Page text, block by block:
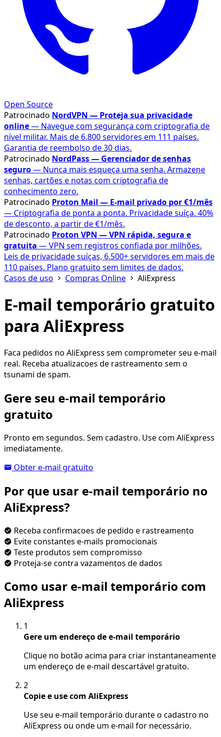
Open Source
Patrocinado NordVPN — Proteja sua privacidade
online— Navegue com segurança com criptografia de
nível militar. Mais de 6.800 servidores em 111 países.
Garantia de reembolso de 30 dias.
Patrocinado NordPass — Gerenciador de senhas
seguro— Nunca mais esqueça uma senha. Armazene
senhas, cartões e notas com criptografia de
conhecimento zero.
Patrocinado Proton Mail — E-mail privado por €1/mês
— Criptografia de ponta a ponta. Privacidade suíça. 40%
de desconto, a partir de €1/mês.
Patrocinado Proton VPN — VPN rápida, segura e
gratuita — VPN sem registros confiada por milhões.
Leis de privacidade suíças, 6.500+ servidores em mais de
110 países. Plano gratuito sem limites de dados.
Casos de uso
Compras Online AliExpress
E-mail temporário gratuito
para AliExpress
Faca pedidos no AliExpress sem comprometer seu e-mail
real. Receba atualizacoes de rastreamento sem o
tsunami de spam.
Gere seu e-mail temporário
gratuito
Pronto em segundos. Sem cadastro. Use com AliExpress
imediatamente.
Obter e-mail gratuito
Por que usar e-mail temporário no
AliExpress?
Receba confirmacoes de pedido e rastreamento
Evite constantes e-mails promocionais
Teste produtos sem compromisso
Proteja-se contra vazamentos de dados
Como usar e-mail temporário com
AliExpress
1
Gere um endereço de e-mail temporário
Clique no botão acima para criar instantaneamente
um endereço de e-mail descartável gratuito.
2
Copie e use com AliExpress
Use seu e-mail temporário durante o cadastro no
AliExpress ou onde um e-mail for necessário.